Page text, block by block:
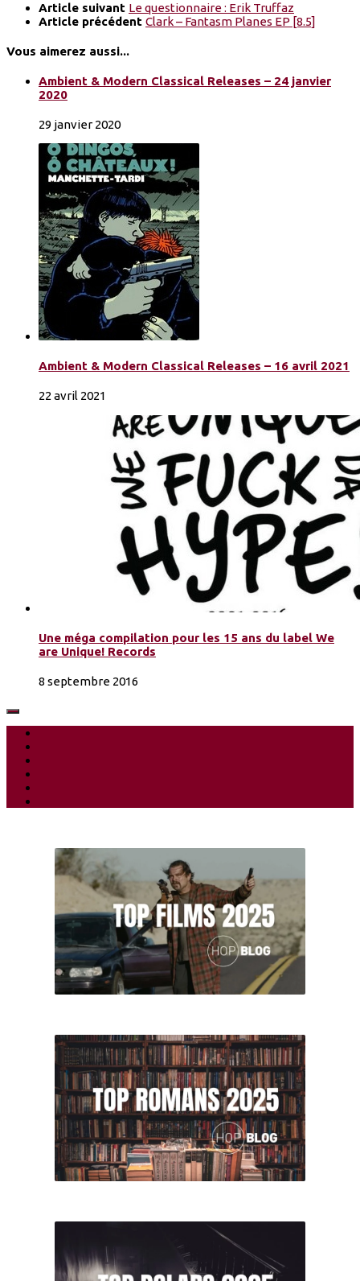
Article suivant Le questionnaire : Erik Truffaz
Article précédent Clark – Fantasm Planes EP [8.5]
Vous aimerez aussi...
Ambient & Modern Classical Releases – 24 janvier
2020
29 janvier 2020
Ambient & Modern Classical Releases – 16 avril 2021
22 avril 2021
Une méga compilation pour les 15 ans du label We
are Unique! Records
8 septembre 2016